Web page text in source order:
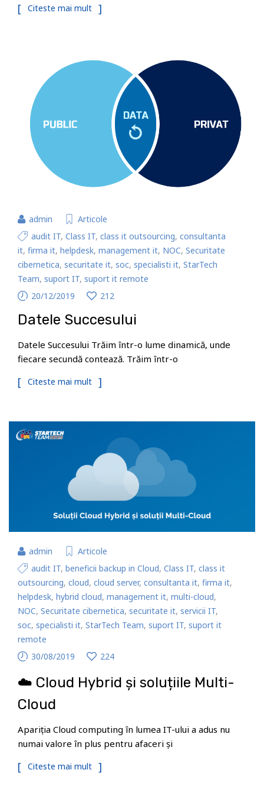
Citeste mai mult
admin
Articole
audit IT, Class IT, class it outsourcing, consultanta
it, firma it, helpdesk, management it, NOC, Securitate
cibernetica, securitate it, soc, specialisti it, StarTech
Team, suport IT, suport it remote
20/12/2019
212
Datele Succesului
Datele Succesului Trăim într-o lume dinamică, unde
fiecare secundă contează. Trăim într-o
Citeste mai mult
admin
Articole
audit IT, beneficii backup in Cloud, Class IT, class it
outsourcing, cloud, cloud server, consultanta it, firma it,
helpdesk, hybrid cloud, management it, multi-cloud,
NOC, Securitate cibernetica, securitate it, servicii IT,
soc, specialisti it, StarTech Team, suport IT, suport it
remote
30/08/2019
224
☁️ Cloud Hybrid și soluțiile Multi-
Cloud
Apariția Cloud computing în lumea IT-ului a adus nu
numai valore în plus pentru afaceri și
Citeste mai mult